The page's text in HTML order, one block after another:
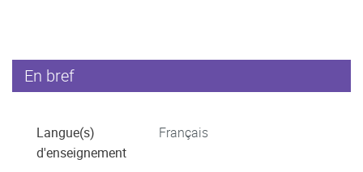
En bref
Langue(s)
d'enseignement
Français